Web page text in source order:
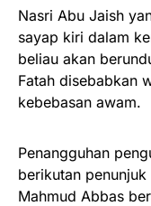
Nasri Abu Jaish
sayap kiri dalam
beliau akan
Fatah disebabkan
kebebasan awam.
Penangguhan
berikutan
Mahmud Abbas